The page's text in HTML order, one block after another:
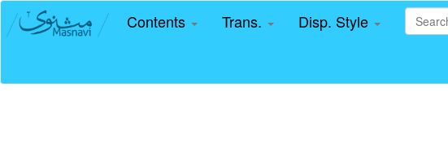
Contents Trans. Disp. Style